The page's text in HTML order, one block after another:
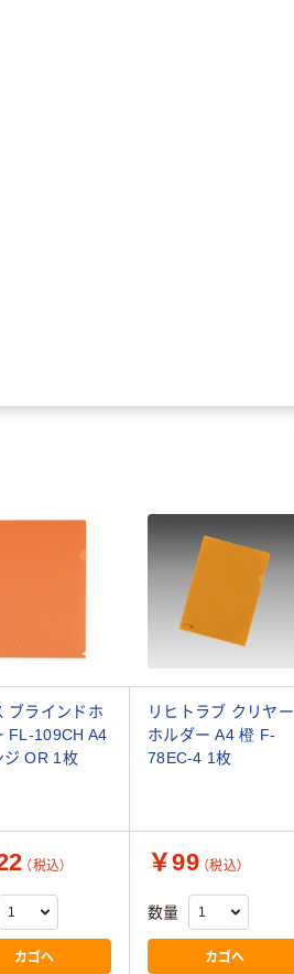
ブラインドホ
FL-109CH A4
ジ OR 1枚
リヒトラブ クリヤー
ホルダー A4 橙 F-
78EC-4 1枚
（税込）
カゴへ
￥99 （税込）
数量
カゴへ